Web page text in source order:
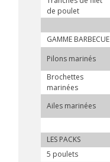
de poulet
GAMME BARBECUE
Pilons marinés
Brochettes
marinées
Ailes marinées
LES PACKS
5 poulets